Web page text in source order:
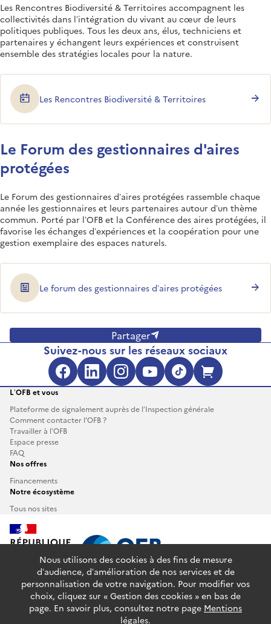
Les Rencontres Biodiversité & Territoires accompagnent les
collectivités dans l’intégration du vivant au cœur de leurs
politiques publiques. Tous les deux ans, élus, techniciens et
partenaires y échangent leurs expériences et construisent
ensemble des stratégies locales pour la nature.
Les Rencontres Biodiversité & Territoires
Le Forum des gestionnaires d'aires
protégées
Le Forum des gestionnaires d’aires protégées rassemble chaque
année les gestionnaires et leurs partenaires autour d’un thème
commun. Porté par l’OFB et la Conférence des aires protégées, il
favorise les échanges d’expériences et la coopération pour une
gestion exemplaire des espaces naturels.
Le forum des gestionnaires d’aires protégées
Partager
Suivez-nous sur les réseaux sociaux
Facebook (s'ouvre dans une
LinkedIn (s'ouvre dans
Instagram (s'ouvre
YouTube
TikTok
L’OFB et vous
Plateforme de signalement auprès de l’Inspection générale
Comment contacter l'OFB ?
Travailler à l’OFB
Espace presse
FAQ
Nos offres
Financements
Notre écosystème
Tous nos sites
info.gouv.fr service-public.fr
legifrance.gouv.fr
data.gouv.fr
Nous utilisons des cookies à des fins de mesure
d’audience, d’amélioration de nos services et de
personnalisation de votre navigation. Pour modifier vos
choix, cliquez sur « Gestion des cookies » en bas de
page. En savoir plus, consultez notre page Mentions
légales.